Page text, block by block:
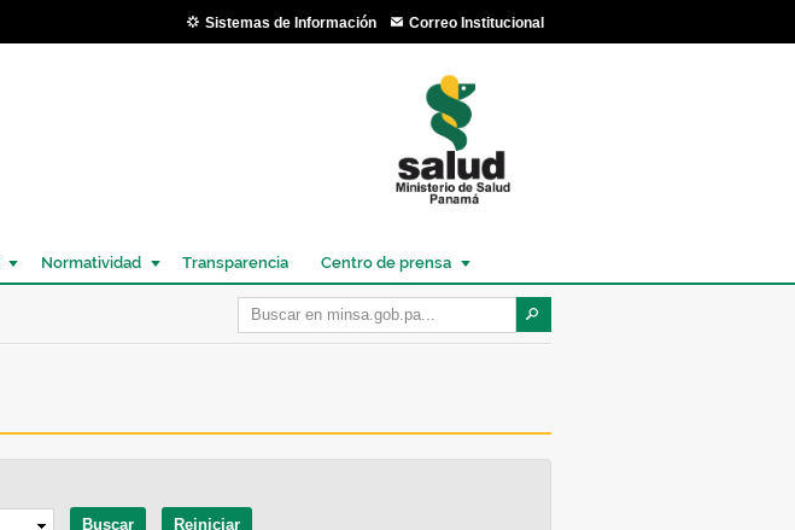
Sistemas de Información Correo Institucional
Normatividad Transparencia Centro de prensa